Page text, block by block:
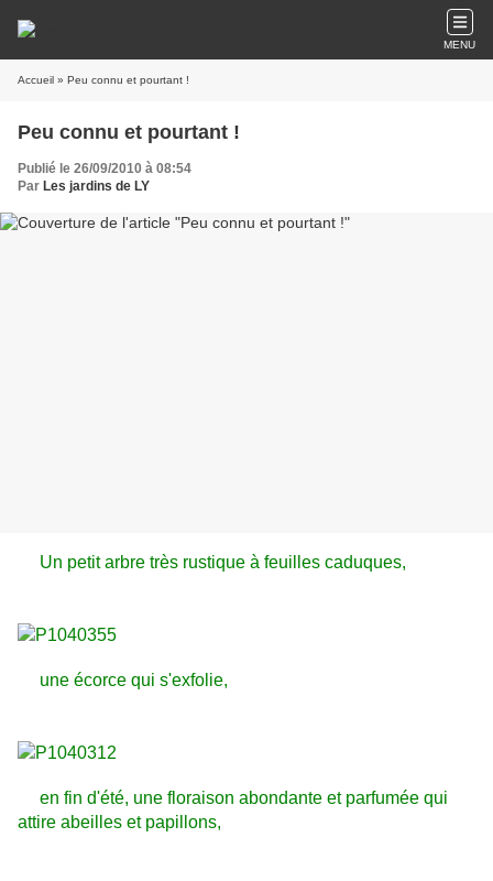
MENU
Accueil » Peu connu et pourtant !
Peu connu et pourtant !
Publié le 26/09/2010 à 08:54
Par Les jardins de LY
Un petit arbre très rustique à feuilles caduques,
une écorce qui s'exfolie,
en fin d'été, une floraison abondante et parfumée qui
attire abeilles et papillons,